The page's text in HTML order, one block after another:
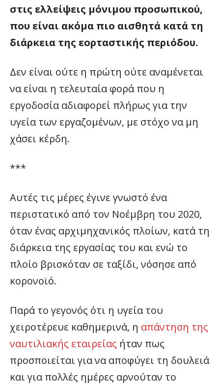
στις ελλείψεις μόνιμου προσωπικού,
που είναι ακόμα πιο αισθητά κατά τη
διάρκεια της εορταστικής περιόδου.
Δεν είναι ούτε η πρώτη ούτε αναμένεται
να είναι η τελευταία φορά που η
εργοδοσία αδιαφορεί πλήρως για την
υγεία των εργαζομένων, με στόχο να μη
χάσει κέρδη.
***
Αυτές τις μέρες έγινε γνωστό ένα
περιστατικό από τον Νοέμβρη του 2020,
όταν ένας αρχιμηχανικός πλοίων, κατά τη
διάρκεια της εργασίας του και ενώ το
πλοίο βρισκόταν σε ταξίδι, νόσησε από
κορονοϊό.
Παρά το γεγονός ότι η υγεία του
χειροτέρευε καθημερινά, η απάντηση της
ναυτιλιακής εταιρείας ήταν πως
προσποιείται για να αποφύγει τη δουλειά
και για πολλές ημέρες αρνούταν το